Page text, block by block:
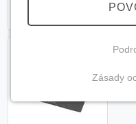
(vždy aktívne,
Zásady